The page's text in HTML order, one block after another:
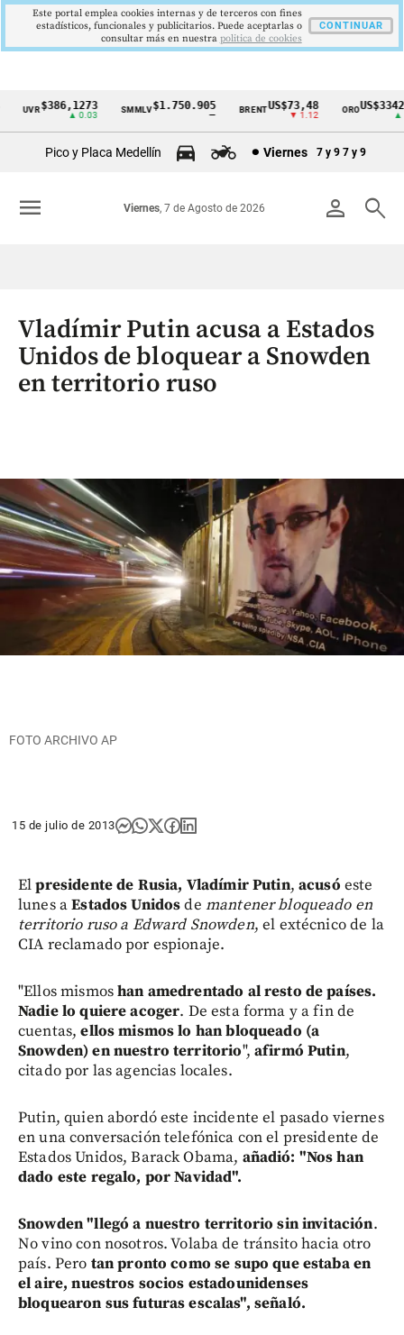
Cintillo
Colombia
UVR$386,1273
▲ 0.03
SMMLV$1.750.905 BRENTUS$73,48
▼ 1.12
ORO
▲
Pico y Placa Medellín Viernes 7 y 9 7 y 9
person search
Viernes, 7 de Agosto de 2026
menu
Vladímir Putin acusa a Estados
Unidos de bloquear a Snowden
en territorio ruso
FOTO ARCHIVO AP
15 de julio de 2013
Elpresidente de Rusia, Vladímir Putin,acusó este
lunes aEstados Unidosde mantener bloqueado en
territorio ruso a Edward Snowden, el extécnico de la
CIA reclamado por espionaje.
"Ellos mismoshan amedrentado al resto de países.
Nadie lo quiere acoger. De esta forma y a fin de
cuentas,ellos mismos lo han bloqueado (a
Snowden) en nuestro territorio", afirmó Putin,
citado por las agencias locales.
Putin, quien abordó este incidente el pasado viernes
en una conversación telefónica con el presidente de
Estados Unidos, Barack Obama, añadió: "Nos han
dado este regalo, por Navidad".
Snowden "llegó a nuestro territorio sin invitación.
No vino con nosotros. Volaba de tránsito hacia otro
país. Pero tan pronto como se supo que estaba en
el aire, nuestros socios estadounidenses
bloquearon sus futuras escalas", señaló.
Este portal emplea cookies internas y de terceros con fines
estadísticos, funcionales y publicitarios. Puede aceptarlas o
consultar más en nuestra politica de cookies
CONTINUAR